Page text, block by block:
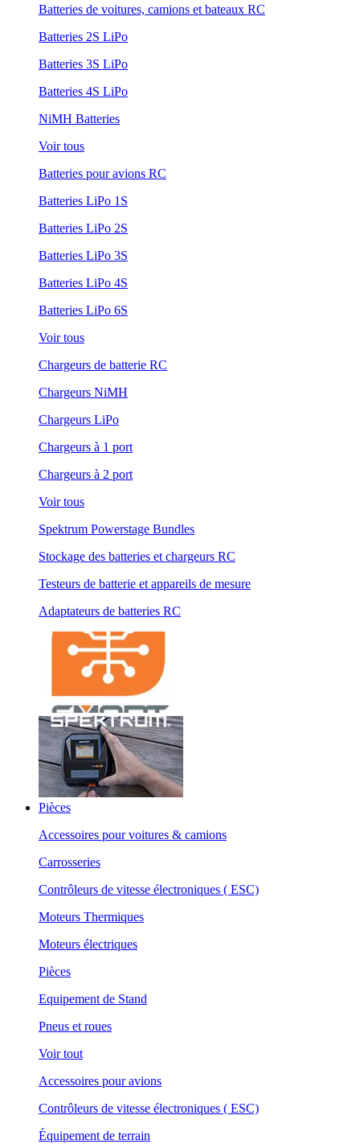
Batteries de voitures, camions et bateaux RC
Batteries 2S LiPo
Batteries 3S LiPo
Batteries 4S LiPo
NiMH Batteries
Voir tous
Batteries pour avions RC
Batteries LiPo 1S
Batteries LiPo 2S
Batteries LiPo 3S
Batteries LiPo 4S
Batteries LiPo 6S
Voir tous
Chargeurs de batterie RC
Chargeurs NiMH
Chargeurs LiPo
Chargeurs à 1 port
Chargeurs à 2 port
Voir tous
Spektrum Powerstage Bundles
Stockage des batteries et chargeurs RC
Testeurs de batterie et appareils de mesure
Adaptateurs de batteries RC
Pièces
Accessoires pour voitures & camions
Carrosseries
Contrôleurs de vitesse électroniques ( ESC)
Moteurs Thermiques
Moteurs électriques
Pièces
Equipement de Stand
Pneus et roues
Voir tout
Accessoires pour avions
Contrôleurs de vitesse électroniques ( ESC)
Équipement de terrain